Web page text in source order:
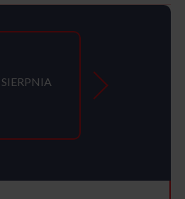
SIERPNIA